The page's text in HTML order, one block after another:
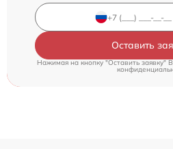
Оставить
Нажимая на кнопку "Оставить заявку"